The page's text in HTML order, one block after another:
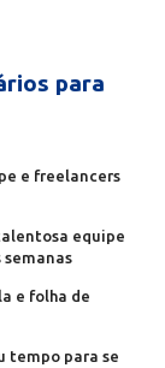
para
e freelancers
equipe
e folha de
tempo para se